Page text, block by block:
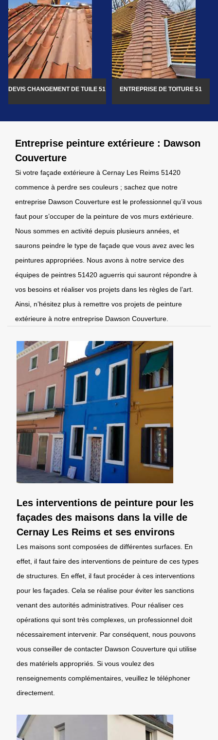
DEVIS CHANGEMENT DE TUILE 51 ENTREPRISE DE TOITURE 51
Entreprise peinture extérieure : Dawson
Couverture
Si votre façade extérieure à Cernay Les Reims 51420
commence à perdre ses couleurs ; sachez que notre
entreprise Dawson Couverture est le professionnel qu’il vous
faut pour s’occuper de la peinture de vos murs extérieure.
Nous sommes en activité depuis plusieurs années, et
saurons peindre le type de façade que vous avez avec les
peintures appropriées. Nous avons à notre service des
équipes de peintres 51420 aguerris qui sauront répondre à
vos besoins et réaliser vos projets dans les règles de l’art.
Ainsi, n’hésitez plus à remettre vos projets de peinture
extérieure à notre entreprise Dawson Couverture.
Les interventions de peinture pour les
façades des maisons dans la ville de
Cernay Les Reims et ses environs
Les maisons sont composées de différentes surfaces. En
effet, il faut faire des interventions de peinture de ces types
de structures. En effet, il faut procéder à ces interventions
pour les façades. Cela se réalise pour éviter les sanctions
venant des autorités administratives. Pour réaliser ces
opérations qui sont très complexes, un professionnel doit
nécessairement intervenir. Par conséquent, nous pouvons
vous conseiller de contacter Dawson Couverture qui utilise
des matériels appropriés. Si vous voulez des
renseignements complémentaires, veuillez le téléphoner
directement.